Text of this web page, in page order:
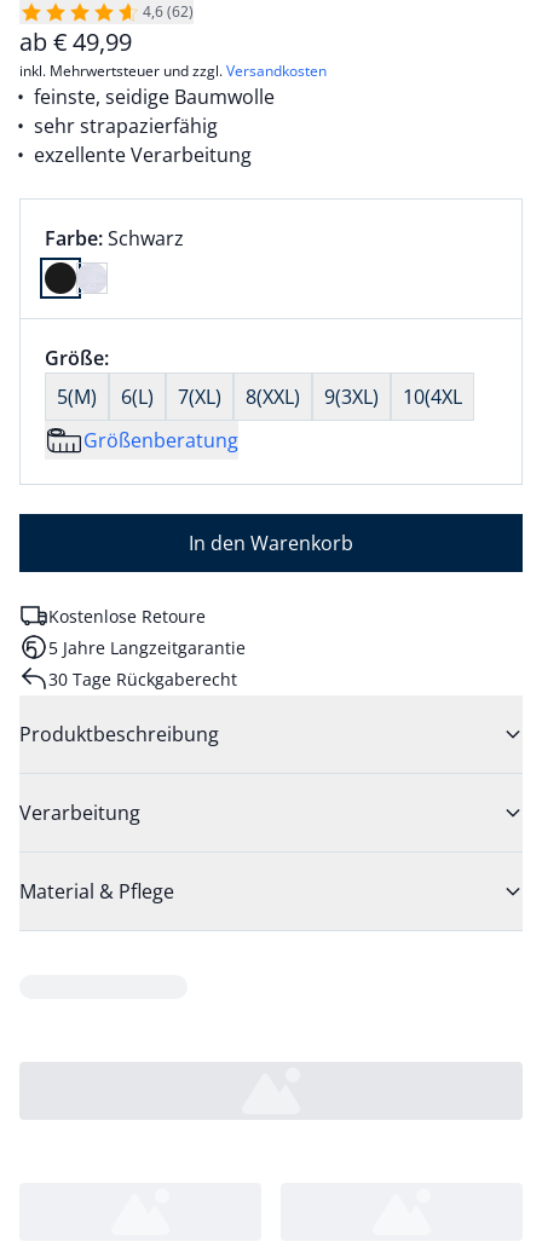
4,6 (62)
ab€49,99
inkl. Mehrwertsteuer und zzgl.Versandkosten
feinste, seidige Baumwolle
sehr strapazierfähig
exzellente Verarbeitung
Farbauswahl:
Farbe:aktuell ausgewählt:
Schwarz
Farbe Schwarz ausgewählt
Größenauswahl:
Größe:nichts ausgewählt
5(M)
6(L) 7(XL) 8(XXL) 9(3XL)
10(4XL
Größenberatung
In den Warenkorb
Kostenlose Retoure
5 Jahre Langzeitgarantie
30 Tage Rückgaberecht
Produktbeschreibung
Verarbeitung
Material & Pflege